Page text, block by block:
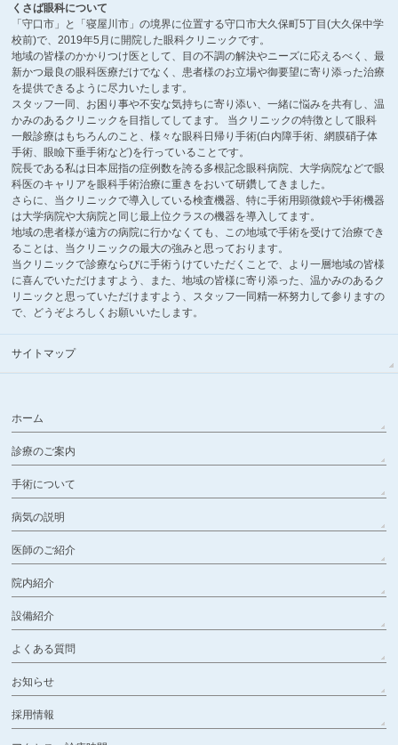
くさば眼科について
「守口市」と「寝屋川市」の境界に位置する守口市大久保町5丁目(大久保中学
校前)で、2019年5月に開院した眼科クリニックです。
地域の皆様のかかりつけ医として、目の不調の解決やニーズに応えるべく、最
新かつ最良の眼科医療だけでなく、患者様のお立場や御要望に寄り添った治療
を提供できるように尽力いたします。
スタッフ一同、お困り事や不安な気持ちに寄り添い、一緒に悩みを共有し、温
かみのあるクリニックを目指してしてます。 当クリニックの特徴として眼科
一般診療はもちろんのこと、様々な眼科日帰り手術(白内障手術、網膜硝子体
手術、眼瞼下垂手術など)を行っていることです。
院長である私は日本屈指の症例数を誇る多根記念眼科病院、大学病院などで眼
科医のキャリアを眼科手術治療に重きをおいて研鑽してきました。
さらに、当クリニックで導入している検査機器、特に手術用顕微鏡や手術機器
は大学病院や大病院と同じ最上位クラスの機器を導入してます。
地域の患者様が遠方の病院に行かなくても、この地域で手術を受けて治療でき
ることは、当クリニックの最大の強みと思っております。
当クリニックで診療ならびに手術うけていただくことで、より一層地域の皆様
に喜んでいただけますよう、また、地域の皆様に寄り添った、温かみのあるク
リニックと思っていただけますよう、スタッフ一同精一杯努力して参りますの
で、どうぞよろしくお願いいたします。
サイトマップ
ホーム
診療のご案内
手術について
病気の説明
医師のご紹介
院内紹介
設備紹介
よくある質問
お知らせ
採用情報